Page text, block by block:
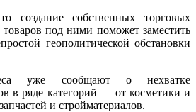
создание собственных торговых
под ними поможет заместить
геополитической обстановки
уже сообщают о нехватке
в ряде категорий — от косметики и
и стройматериалов.